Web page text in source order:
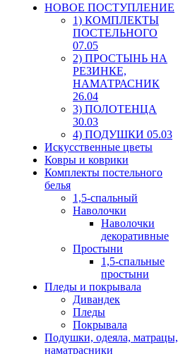
HОВОЕ ПОСТУПЛЕНИЕ
1) КОМПЛЕКТЫ
ПОСТЕЛЬНОГО
07.05
2) ПРОСТЫНЬ НА
РЕЗИНКЕ,
НАМАТРАСНИК
26.04
3) ПОЛОТЕНЦА
30.03
4) ПОДУШКИ 05.03
Искусственные цветы
Ковры и коврики
Комплекты постельного
белья
1,5-спальный
Наволочки
Наволочки
декоративные
Простыни
1,5-спальные
простыни
Пледы и покрывала
Дивандек
Пледы
Покрывала
Подушки, одеяла, матрацы,
наматрасники